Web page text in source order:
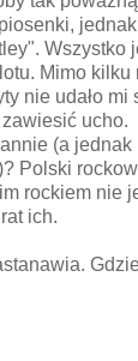
Wszystko
Mimo kilku
nie udało
zawiesić ucho.
(a jednak
Polski
rockiem nie
ich.